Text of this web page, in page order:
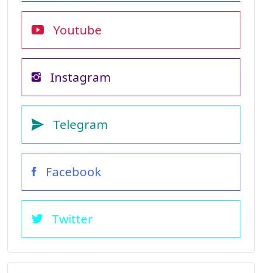
Youtube
Instagram
Telegram
Facebook
Twitter